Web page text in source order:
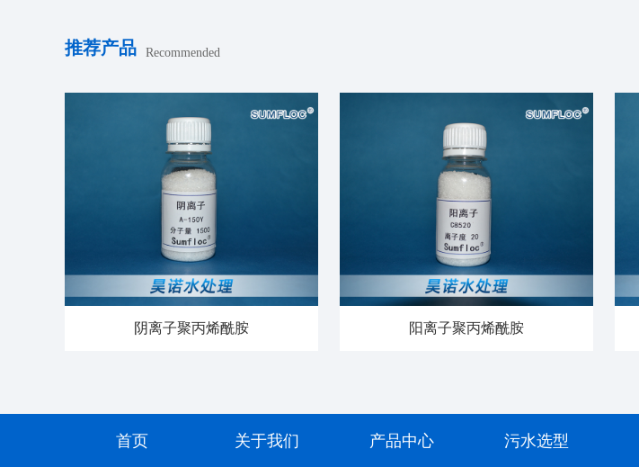
推荐产品 Recommended
阴离子聚丙烯酰胺 阳离子聚丙烯酰胺
首页 关于我们 产品中心 污水选型